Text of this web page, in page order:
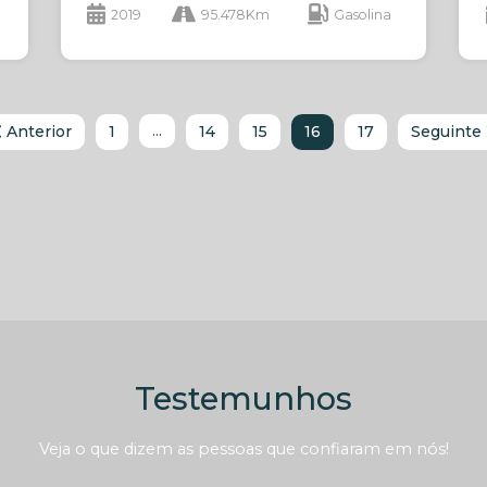
2019 95.478Km Gasolina
Anterior 1 ... 14 15 16 17 Seguinte
Testemunhos
Veja o que dizem as pessoas que confiaram em nós!